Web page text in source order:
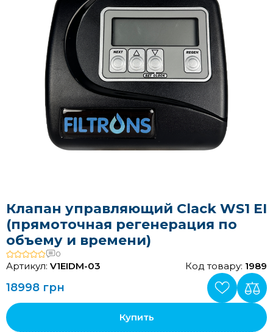
Клапан управляющий Clack WS1 EI
(прямоточная регенерация по
объему и времени)
0
Артикул: V1EIDM-03 Код товару: 1989
18998 грн
Купить